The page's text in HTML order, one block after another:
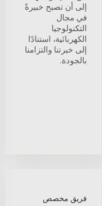
إلى أن تصبح خبيرةً
في مجال
التكنولوجيا
الكهربائية، استنادًا
إلى خبرتنا والتزامنا
بالجودة.
فريق مخصص